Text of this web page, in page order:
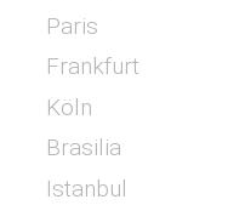
Paris
Frankfurt
Köln
Brasilia
Istanbul